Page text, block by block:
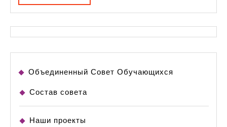
Объединенный Совет Обучающихся
Состав совета
Наши проекты